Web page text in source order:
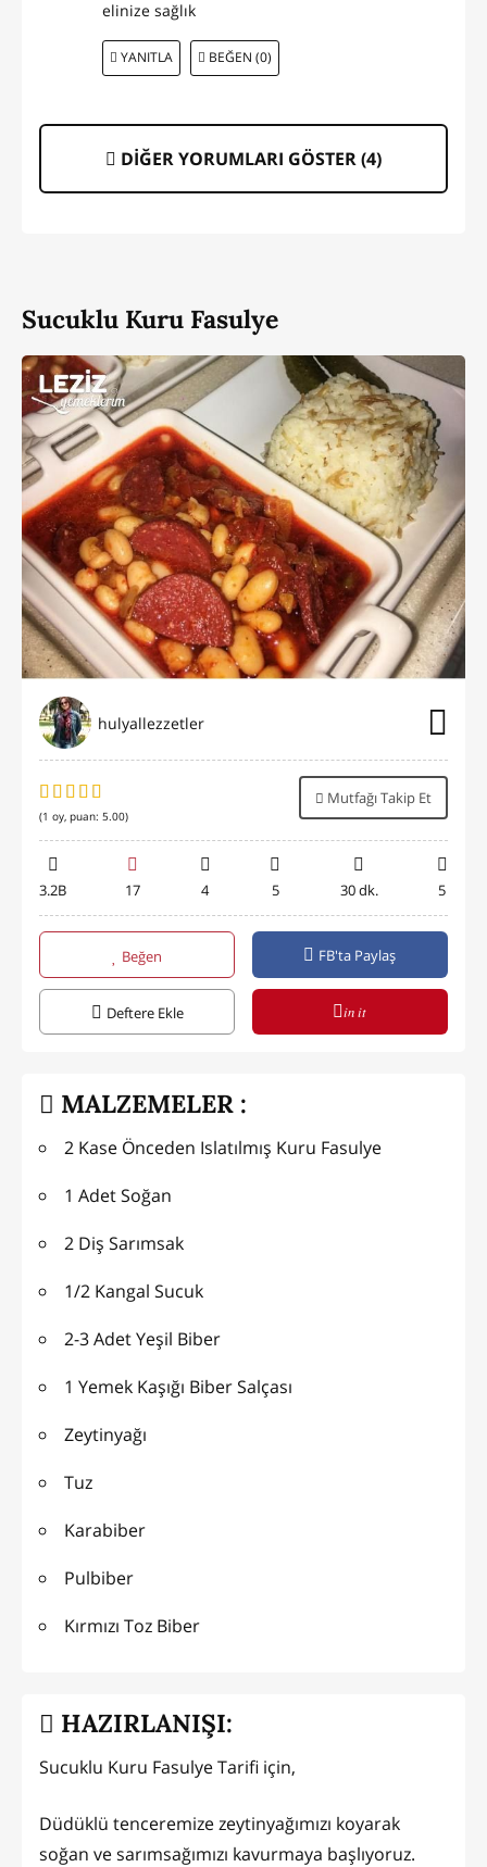
elinize sağlık
YANITLA BEĞEN (0)
DİĞER YORUMLARI GÖSTER (4)
Sucuklu Kuru Fasulye
hulyallezzetler
(1 oy, puan: 5.00)
Mutfağı Takip Et
3.2B 17 4 5 30 dk. 5
Beğen FB'ta Paylaş
Deftere Ekle in it
MALZEMELER :
2 Kase Önceden Islatılmış Kuru Fasulye
1 Adet Soğan
2 Diş Sarımsak
1/2 Kangal Sucuk
2-3 Adet Yeşil Biber
1 Yemek Kaşığı Biber Salçası
Zeytinyağı
Tuz
Karabiber
Pulbiber
Kırmızı Toz Biber
HAZIRLANIŞI:
Sucuklu Kuru Fasulye Tarifi için,
Düdüklü tenceremize zeytinyağımızı koyarak
soğan ve sarımsağımızı kavurmaya başlıyoruz.